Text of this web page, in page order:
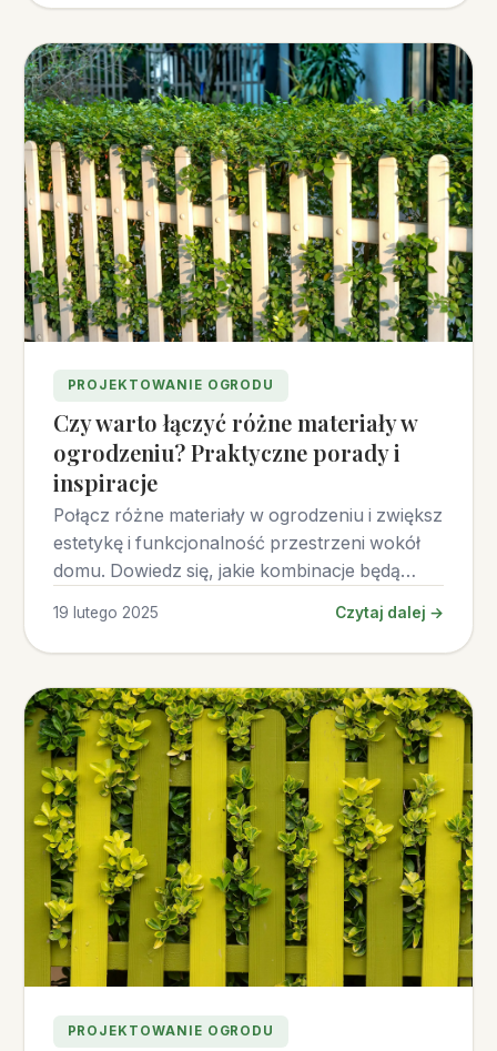
PROJEKTOWANIE OGRODU
Czy warto łączyć różne materiały w
ogrodzeniu? Praktyczne porady i
inspiracje
Połącz różne materiały w ogrodzeniu i zwiększ
estetykę i funkcjonalność przestrzeni wokół
domu. Dowiedz się, jakie kombinacje będą
19 lutego 2025 Czytaj dalej →
PROJEKTOWANIE OGRODU